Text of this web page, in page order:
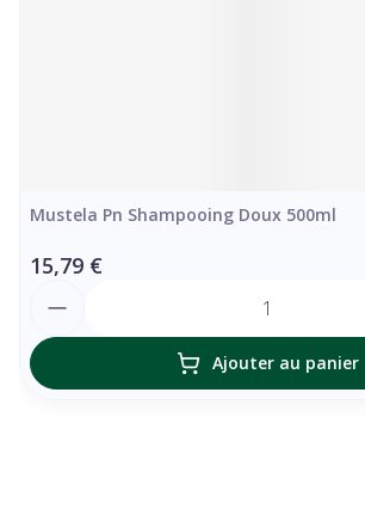
Mustela Pn Shampooing Doux 500ml
15,79 €
Ajouter au panier